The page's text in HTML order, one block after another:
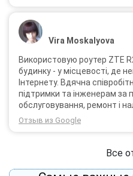
Vira Moskalyova
Використовую роутер ZTE
будинку - у місцевості, де
Інтернету. Вдячна
підтримки та інженерам за професійне
обслуговування, ремонт і
Через 3 роки після покупки
тоді рішення придбати
Отзыв из Google
Все